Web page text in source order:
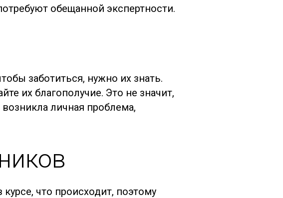
обещанной экспертности.
заботиться, нужно их знать.
их благополучие. Это не значит,
личная проблема,
что происходит, поэтому